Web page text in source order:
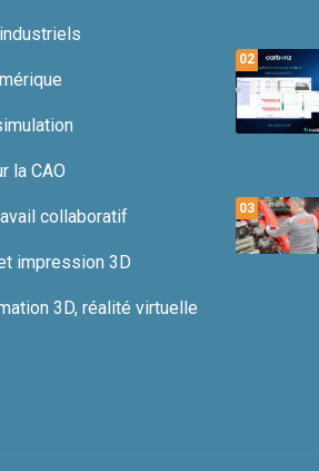
la CAO
collaboratif
impression 3D
3D, réalité virtuelle
02
03